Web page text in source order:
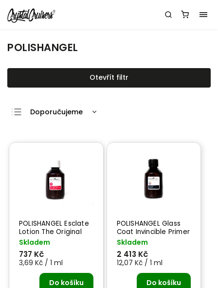
POLISHANGEL
Otevřít filtr
Doporučujeme
Nejdražší
Nejprodávanější
Abecedně
POLISHANGEL Esclate
Lotion The Original
200 ml - leštěnka
Skladem
737 Kč
3,69 Kč / 1 ml
Do košíku
POLISHANGEL Glass
Coat Invincible Primer
200 ml -LESK LAKU
Skladem
2 413 Kč
12,07 Kč / 1 ml
Do košíku